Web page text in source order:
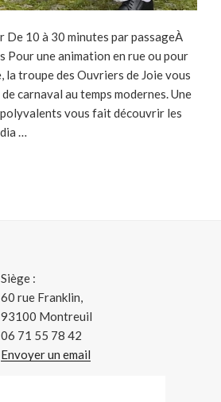
De 10 à 30 minutes par passageÀ
une animation en rue ou pour
la troupe des Ouvriers de Joie vous
carnaval au temps modernes. Une
vous fait découvrir les
…
Siège :
60 rue Franklin,
93100 Montreuil
06 71 55 78 42
Envoyer un email